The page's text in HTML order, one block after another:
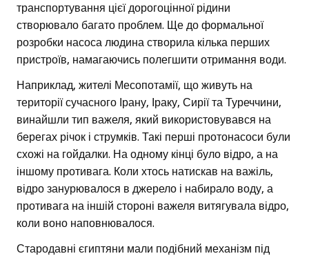
транспортування цієї дорогоцінної рідини
створювало багато проблем. Ще до формальної
розробки насоса людина створила кілька перших
пристроїв, намагаючись полегшити отримання води.
Наприклад, жителі Месопотамії, що живуть на
території сучасного Ірану, Іраку, Сирії та Туреччини,
винайшли тип важеля, який використовувався на
берегах річок і струмків. Такі перші протонасоси були
схожі на гойдалки. На одному кінці було відро, а на
іншому противага. Коли хтось натискав на важіль,
відро занурювалося в джерело і набирало воду, а
противага на іншій стороні важеля витягувала відро,
коли воно наповнювалося.
Стародавні єгиптяни мали подібний механізм під